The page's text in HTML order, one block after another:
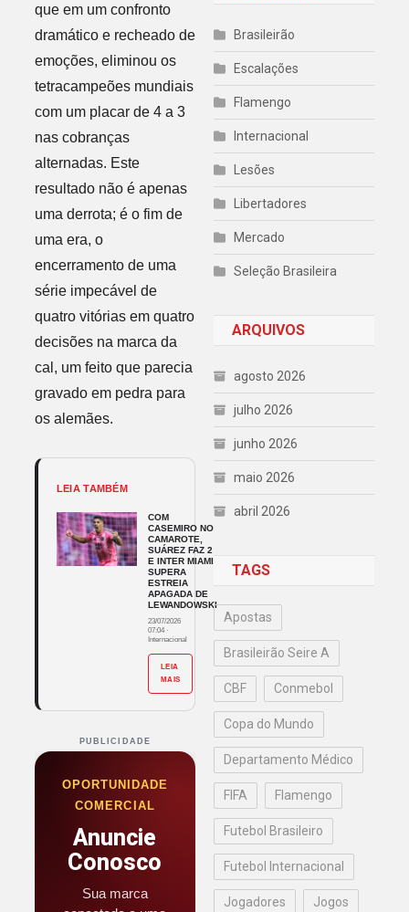
que em um confronto
dramático e recheado de
emoções, eliminou os
tetracampeões mundiais
com um placar de 4 a 3
nas cobranças
alternadas. Este
resultado não é apenas
uma derrota; é o fim de
uma era, o
encerramento de uma
série impecável de
quatro vitórias em quatro
decisões na marca da
cal, um feito que parecia
gravado em pedra para
os alemães.
LEIA TAMBÉM
COM
CASEMIRO NO
CAMAROTE,
SUÁREZ FAZ 2
E INTER MIAMI
SUPERA
ESTREIA
APAGADA DE
LEWANDOWSKI
23/07/2026
07:04 ·
Internacional
LEIA
MAIS
PUBLICIDADE
OPORTUNIDADE
COMERCIAL
Anuncie
Conosco
Sua marca
Brasileirão
Escalações
Flamengo
Internacional
Lesões
Libertadores
Mercado
Seleção Brasileira
ARQUIVOS
agosto 2026
julho 2026
junho 2026
maio 2026
abril 2026
TAGS
Apostas
Brasileirão Seire A
CBF Conmebol
Copa do Mundo
Departamento Médico
FIFA Flamengo
Futebol Brasileiro
Futebol Internacional
Jogadores Jogos